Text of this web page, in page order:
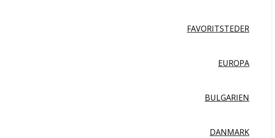
FAVORITSTEDER
EUROPA
BULGARIEN
DANMARK